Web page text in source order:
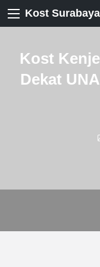
Kost Surabaya
Kost
Dekat